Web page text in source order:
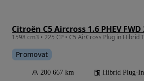
Promovat
200 667 km Hibrid Plug-In